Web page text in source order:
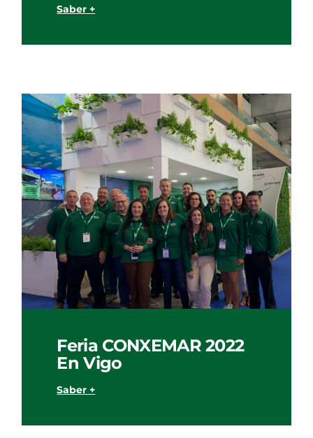
Saber +
Feria CONXEMAR 2022
En Vigo
Saber +